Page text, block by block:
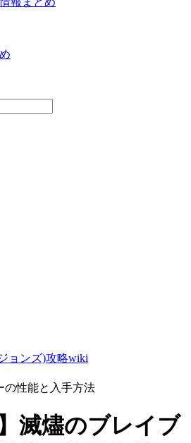
ョンズ)攻略wiki
の性能と入手方法
滅燼のブレイブ